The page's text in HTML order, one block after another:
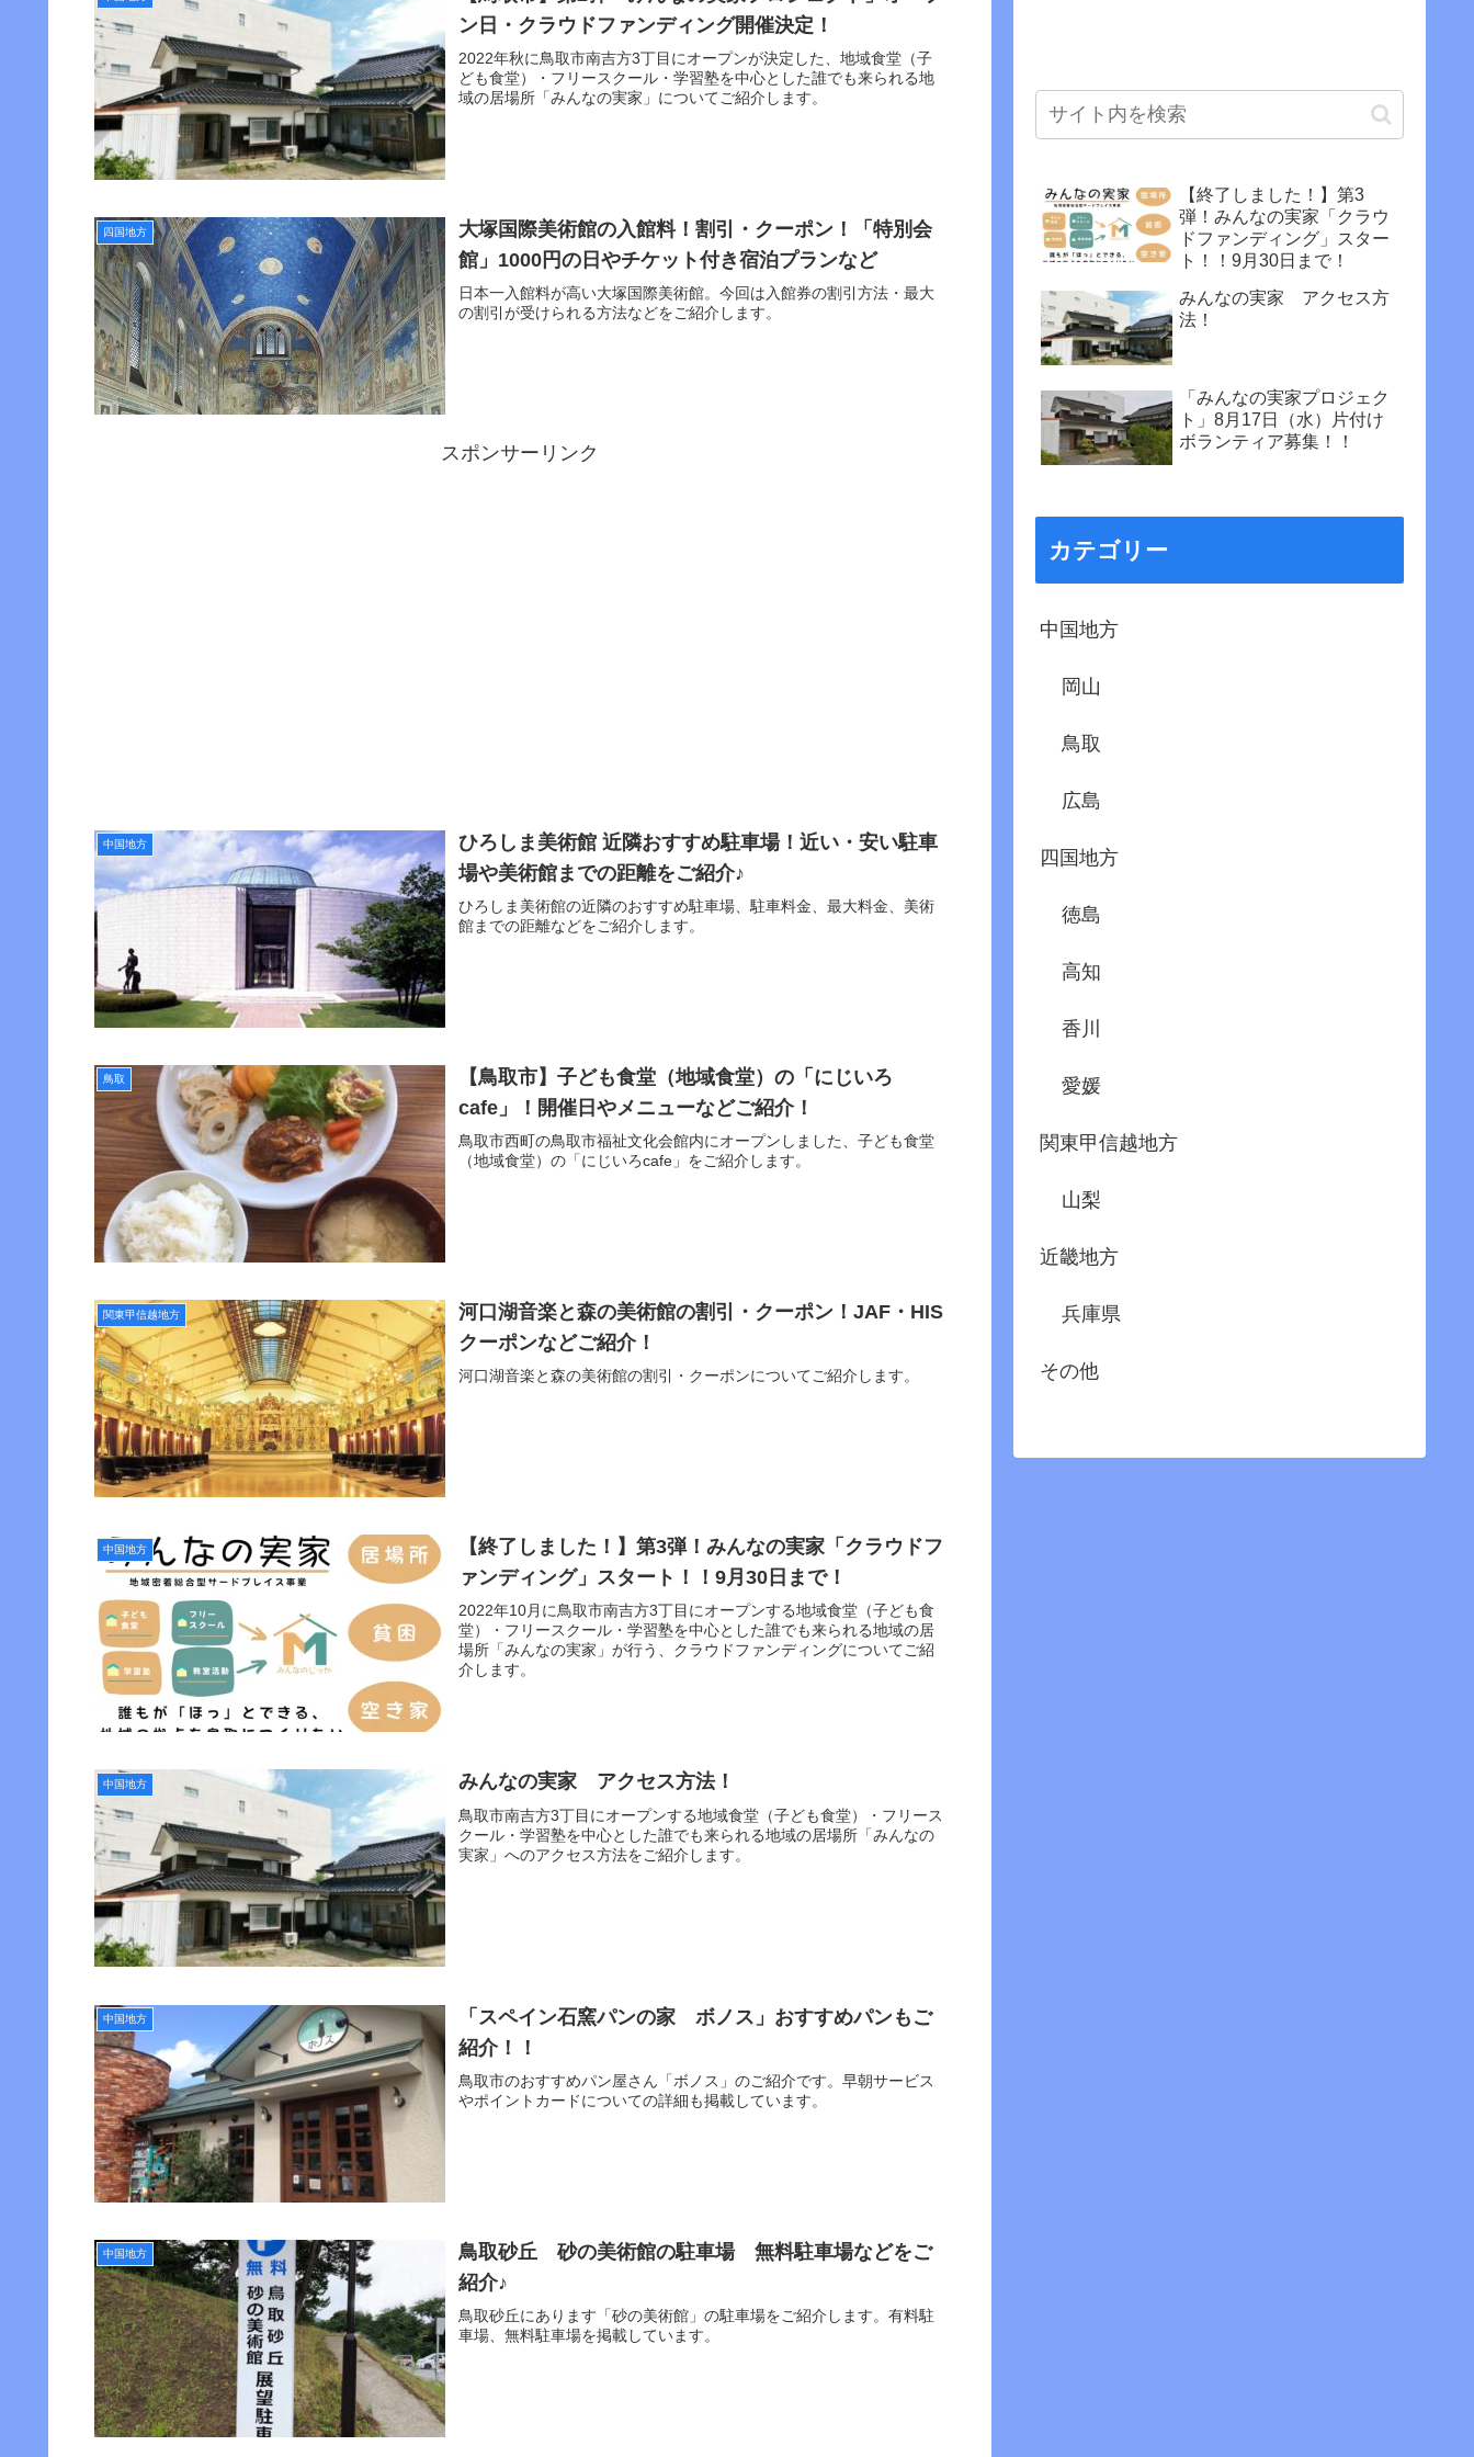
ン日・クラウドファンディング開催決定！
2022年秋に鳥取市南吉方3丁目にオープンが決定した、地域食堂（子
ども食堂）・フリースクール・学習塾を中心とした誰でも来られる地
域の居場所「みんなの実家」についてご紹介します。
四国地方
大塚国際美術館の入館料！割引・クーポン！「特別会
館」1000円の日やチケット付き宿泊プランなど
日本一入館料が高い大塚国際美術館。今回は入館券の割引方法・最大
の割引が受けられる方法などをご紹介します。
スポンサーリンク
中国地方
ひろしま美術館 近隣おすすめ駐車場！近い・安い駐車
場や美術館までの距離をご紹介♪
ひろしま美術館の近隣のおすすめ駐車場、駐車料金、最大料金、美術
館までの距離などをご紹介します。
鳥取
【鳥取市】子ども食堂（地域食堂）の「にじいろ
cafe」！開催日やメニューなどご紹介！
鳥取市西町の鳥取市福祉文化会館内にオープンしました、子ども食堂
（地域食堂）の「にじいろcafe」をご紹介します。
関東甲信越地方
河口湖音楽と森の美術館の割引・クーポン！JAF・HIS
クーポンなどご紹介！
河口湖音楽と森の美術館の割引・クーポンについてご紹介します。
中国地方
【終了しました！】第3弾！みんなの実家「クラウドフ
ァンディング」スタート！！9月30日まで！
2022年10月に鳥取市南吉方3丁目にオープンする地域食堂（子ども食
堂）・フリースクール・学習塾を中心とした誰でも来られる地域の居
場所「みんなの実家」が行う、クラウドファンディングについてご紹
介します。
中国地方 みんなの実家 アクセス方法！
鳥取市南吉方3丁目にオープンする地域食堂（子ども食堂）・フリース
クール・学習塾を中心とした誰でも来られる地域の居場所「みんなの
実家」へのアクセス方法をご紹介します。
中国地方
「スペイン石窯パンの家 ボノス」おすすめパンもご
紹介！！
鳥取市のおすすめパン屋さん「ボノス」のご紹介です。早朝サービス
やポイントカードについての詳細も掲載しています。
中国地方
鳥取砂丘 砂の美術館の駐車場 無料駐車場などをご
紹介♪
鳥取砂丘にあります「砂の美術館」の駐車場をご紹介します。有料駐
車場、無料駐車場を掲載しています。
【終了しました！】第3
弾！みんなの実家「クラウ
ドファンディング」スター
ト！！9月30日まで！
みんなの実家 アクセス方
法！
「みんなの実家プロジェク
ト」8月17日（水）片付け
ボランティア募集！！
カテゴリー
中国地方
岡山
鳥取
広島
四国地方
徳島
高知
香川
愛媛
関東甲信越地方
山梨
近畿地方
兵庫県
その他